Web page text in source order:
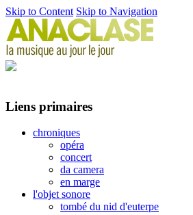
Skip to Content Skip to Navigation
Liens primaires
chroniques
opéra
concert
da camera
en marge
l'objet sonore
tombé du nid d'euterpe